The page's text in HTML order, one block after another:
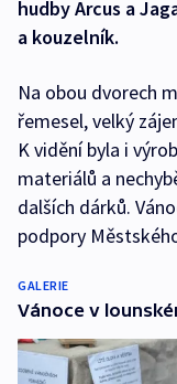
hudby Arcus a
a kouzelník.
Na obou dvorech
řemesel, velký
K vidění byla i
materiálů a
dalších dárků.
podpory
GALERIE
Vánoce v